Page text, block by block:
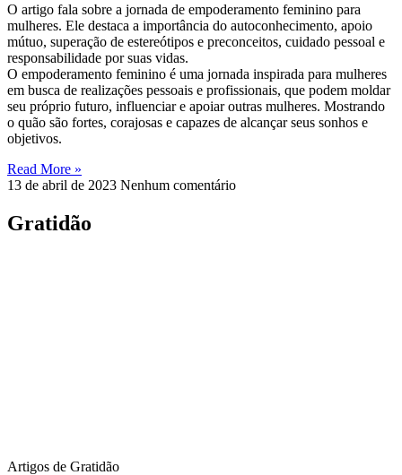
O artigo fala sobre a jornada de empoderamento feminino para
mulheres. Ele destaca a importância do autoconhecimento, apoio
mútuo, superação de estereótipos e preconceitos, cuidado pessoal e
responsabilidade por suas vidas.
O empoderamento feminino é uma jornada inspirada para mulheres
em busca de realizações pessoais e profissionais, que podem moldar
seu próprio futuro, influenciar e apoiar outras mulheres. Mostrando
o quão são fortes, corajosas e capazes de alcançar seus sonhos e
objetivos.
Read More »
13 de abril de 2023 Nenhum comentário
Gratidão
Artigos de Gratidão